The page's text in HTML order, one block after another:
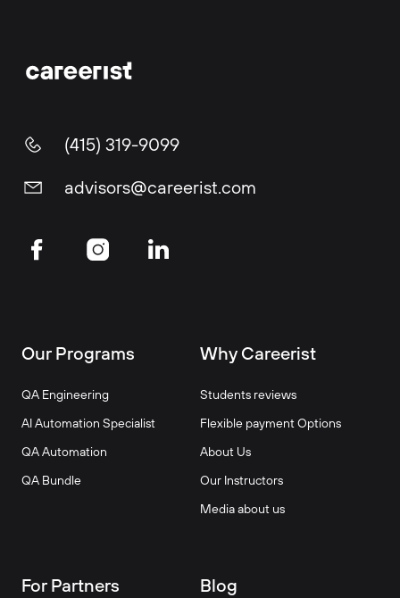
(415) 319-9099
advisors@careerist.com
Our Programs
QA Engineering
AI Automation Specialist
QA Automation
QA Bundle
Why Careerist
Students reviews
Flexible payment Options
About Us
Our Instructors
Media about us
For Partners Blog